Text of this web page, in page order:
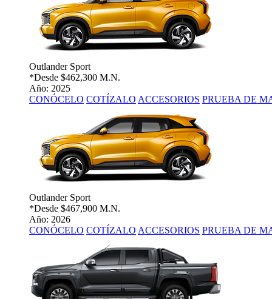
Outlander Sport
*Desde $462,300 M.N.
Año: 2025
CONÓCELO COTÍZALO ACCESORIOS PRUEBA DE
Outlander Sport
*Desde $467,900 M.N.
Año: 2026
CONÓCELO COTÍZALO ACCESORIOS PRUEBA DE